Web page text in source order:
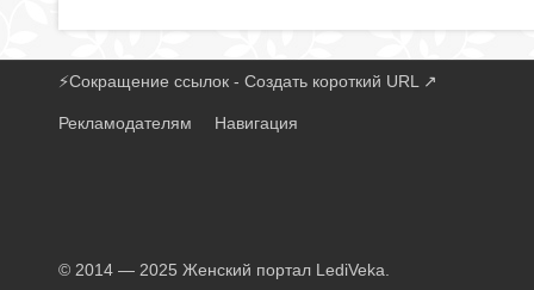
⚡Сокращение ссылок - Создать короткий URL ↗
Рекламодателям Навигация
© 2014 — 2025 Женский портал LediVeka.